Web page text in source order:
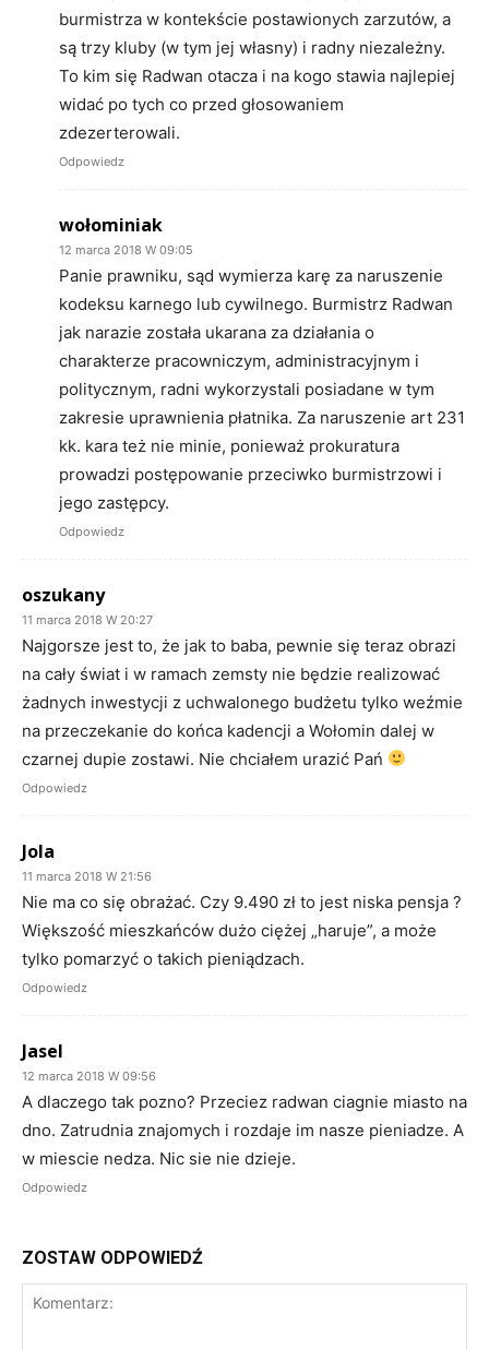
burmistrza w kontekście postawionych zarzutów, a
są trzy kluby (w tym jej własny) i radny niezależny.
To kim się Radwan otacza i na kogo stawia najlepiej
widać po tych co przed głosowaniem
zdezerterowali.
Odpowiedz
wołominiak
12 marca 2018 W 09:05
Panie prawniku, sąd wymierza karę za naruszenie
kodeksu karnego lub cywilnego. Burmistrz Radwan
jak narazie została ukarana za działania o
charakterze pracowniczym, administracyjnym i
politycznym, radni wykorzystali posiadane w tym
zakresie uprawnienia płatnika. Za naruszenie art 231
kk. kara też nie minie, ponieważ prokuratura
prowadzi postępowanie przeciwko burmistrzowi i
jego zastępcy.
Odpowiedz
oszukany
11 marca 2018 W 20:27
Najgorsze jest to, że jak to baba, pewnie się teraz obrazi
na cały świat i w ramach zemsty nie będzie realizować
żadnych inwestycji z uchwalonego budżetu tylko weźmie
na przeczekanie do końca kadencji a Wołomin dalej w
czarnej dupie zostawi. Nie chciałem urazić Pań
Odpowiedz
Jola
11 marca 2018 W 21:56
Nie ma co się obrażać. Czy 9.490 zł to jest niska pensja ?
Większość mieszkańców dużo ciężej „haruje”, a może
tylko pomarzyć o takich pieniądzach.
Odpowiedz
Jasel
12 marca 2018 W 09:56
A dlaczego tak pozno? Przeciez radwan ciagnie miasto na
dno. Zatrudnia znajomych i rozdaje im nasze pieniadze. A
w miescie nedza. Nic sie nie dzieje.
Odpowiedz
ZOSTAW ODPOWIEDŹ